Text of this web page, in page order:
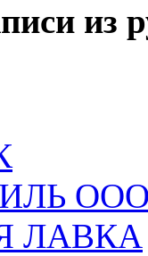
из
ЛАВКА